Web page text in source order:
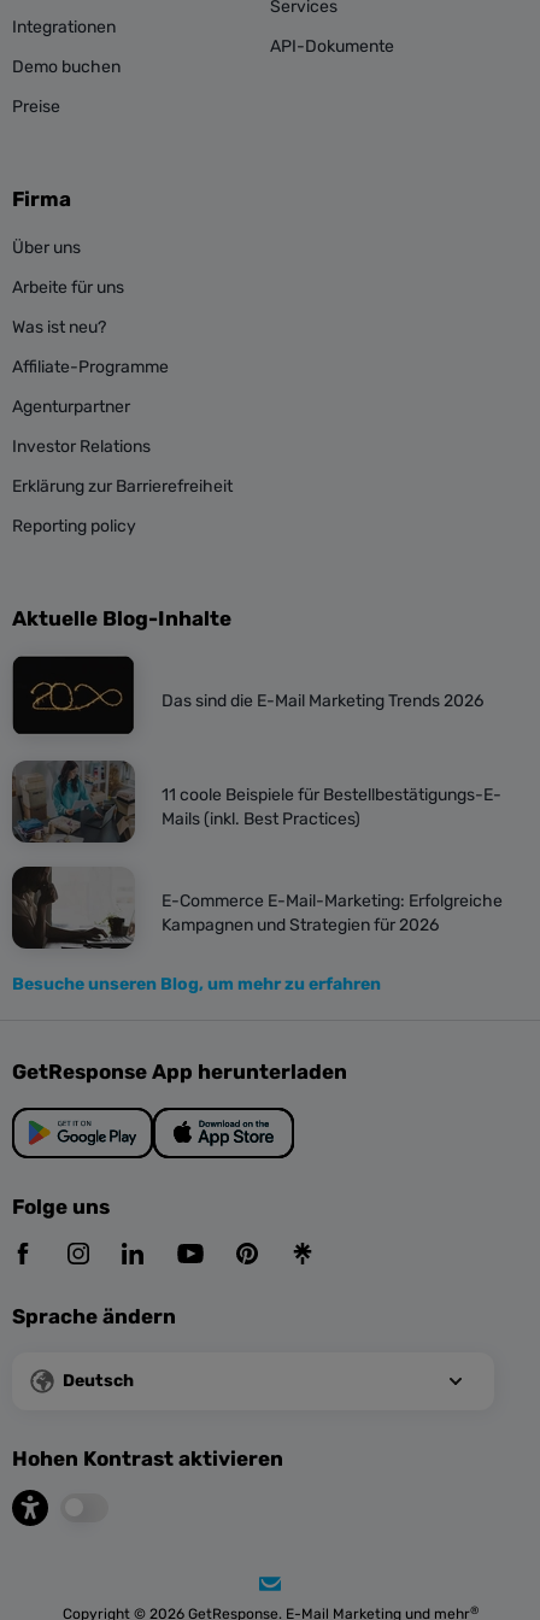
Integrationen
Demo buchen
Preise
Services
API-Dokumente
Firma
Über uns
Arbeite für uns
Was ist neu?
Affiliate-Programme
Agenturpartner
Investor Relations
Erklärung zur Barrierefreiheit
Reporting policy
Aktuelle Blog-Inhalte
Das sind die E-Mail Marketing Trends 2026
11 coole Beispiele für Bestellbestätigungs-E-
Mails (inkl. Best Practices)
E-Commerce E-Mail-Marketing: Erfolgreiche
Kampagnen und Strategien für 2026
Besuche unseren Blog, um mehr zu erfahren
GetResponse App herunterladen
Folge uns
Sprache ändern
Deutsch
Hohen Kontrast aktivieren
Copyright © 2026 GetResponse. E-Mail Marketing und mehr®